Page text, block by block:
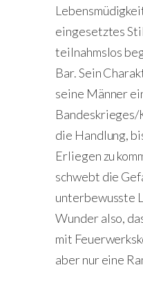
eingesetztes
teilnahmslos
Bar. Sein
seine Männer
Bandeskrieges/
die Handlung,
Erliegen zu
schwebt die
unterbewusste
Wunder also,
mit
aber nur eine